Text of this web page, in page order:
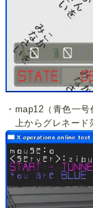
・map12（青色一号
上からグレネード